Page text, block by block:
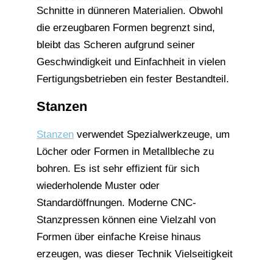
Schnitte in dünneren Materialien. Obwohl
die erzeugbaren Formen begrenzt sind,
bleibt das Scheren aufgrund seiner
Geschwindigkeit und Einfachheit in vielen
Fertigungsbetrieben ein fester Bestandteil.
Stanzen
Stanzen verwendet Spezialwerkzeuge, um
Löcher oder Formen in Metallbleche zu
bohren. Es ist sehr effizient für sich
wiederholende Muster oder
Standardöffnungen. Moderne CNC-
Stanzpressen können eine Vielzahl von
Formen über einfache Kreise hinaus
erzeugen, was dieser Technik Vielseitigkeit